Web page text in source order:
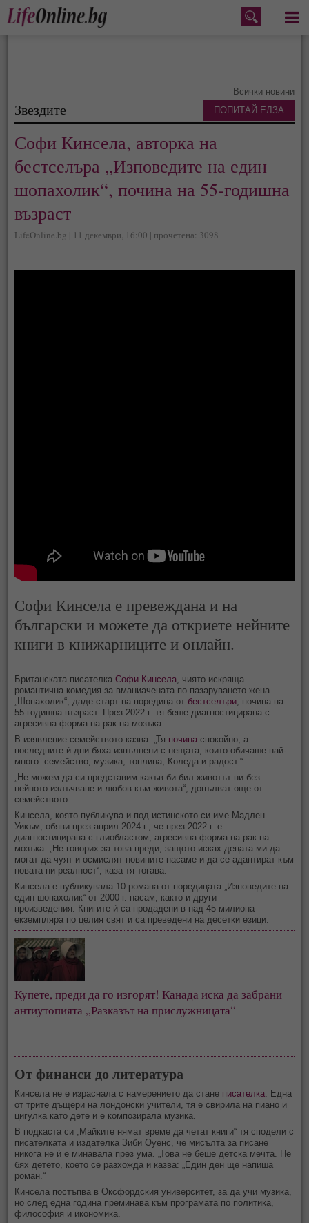
Меню
Всички новини
Звездите
Софи Кинсела, авторка на
бестселъра „Изповедите на един
шопахолик“, почина на 55-годишна
възраст
LifeOnline.bg | 11 декември, 16:00 | прочетена: 3098
Софи Кинсела е превеждана и на
български и можете да откриете нейните
книги в книжарниците и онлайн.
Британската писателкаСофи Кинсела, чиято искряща
романтична комедия за вманиачената по пазаруването жена
„Шопахолик“, даде старт на поредица от бестселъри, почина на
55-годишна възраст. През 2022 г. тя беше диагностицирана с
агресивна форма на рак на мозъка.
В изявление семейството казва: „Тя почина спокойно, а
последните ѝ дни бяха изпълнени с нещата, които обичаше най-
много: семейство, музика, топлина, Коледа и радост.“
„Не можем да си представим какъв би бил животът ни без
нейното излъчване и любов към живота“, допълват още от
семейството.
Кинсела, която публикува и под истинското си име Мадлен
Уикъм, обяви през април 2024 г., че през 2022 г. е
диагностицирана с глиобластом, агресивна форма на рак на
мозъка. „Не говорих за това преди, защото исках децата ми да
могат да чуят и осмислят новините насаме и да се адаптират към
новата ни реалност“, каза тя тогава.
Кинсела е публикувала 10 романа от поредицата „Изповедите на
един шопахолик“ от 2000 г. насам, както и други
произведения. Книгите ѝ са продадени в над 45 милиона
екземпляра по целия свят и са преведени на десетки езици.
Купете, преди да го изгорят! Канада иска да забрани
антиутопията „Разказът на прислужницата“
От финанси до литература
Кинсела не е израснала с намерението да стане писателка . Една
от трите дъщери на лондонски учители, тя е свирила на пиано и
цигулка като дете и е композирала музика.
В подкаста си „Майките нямат време да четат книги“ тя сподели с
писателката и издателка Зиби Оуенс, че мисълта за писане
никога не ѝ е минавала през ума. „Това не беше детска мечта. Не
бях детето, което се разхожда и казва: „Един ден ще напиша
роман.“
Кинсела постъпва в Оксфордския университет, за да учи музика,
но след една година преминава към програмата по политика,
философия и икономика.
ПОПИТАЙ ЕЛЗА